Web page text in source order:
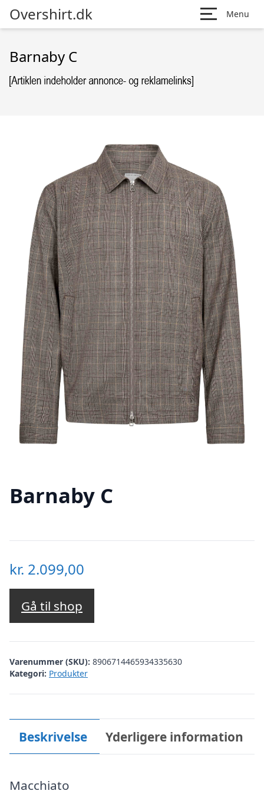
Overshirt.dk Menu
Barnaby C
Barnaby C
kr. 2.099,00
Gå til shop
Varenummer (SKU): 8906714465934335630
Kategori: Produkter
Beskrivelse Yderligere information
Macchiato